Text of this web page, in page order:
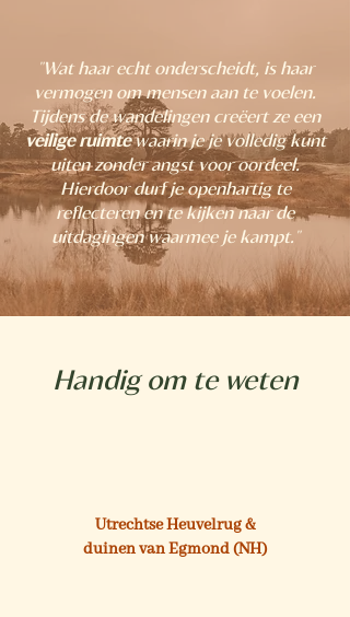
"Wat haar echt onderscheidt, is haar
vermogen om mensen aan te voelen.
Tijdens de wandelingen creëert ze een
veilige ruimtewaarin je je volledig kunt
uiten zonder angst voor oordeel.
Hierdoor durf je openhartig te
reflecteren en te kijken naar de
uitdagingen waarmee je kampt."
Handig om te weten
Utrechtse Heuvelrug &
duinen van Egmond (NH)